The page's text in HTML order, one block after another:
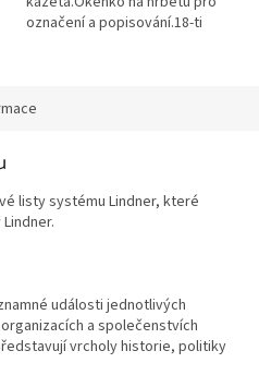
označení a popisování.18-ti
listy systému Lindner, které
události jednotlivých
a společenstvích
vrcholy historie, politiky